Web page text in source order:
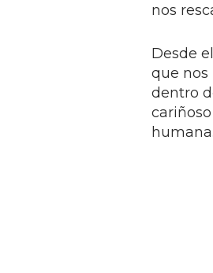
nos
Desde
que nos
dentro
humana.